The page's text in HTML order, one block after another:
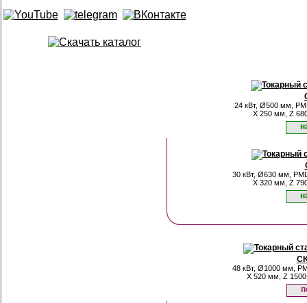
24 кВт, Ø500 мм,
X 250 мм, Z
30 кВт, Ø630 мм,
X 320 мм, Z
48 кВт, Ø1000 мм,
X 520 мм, Z